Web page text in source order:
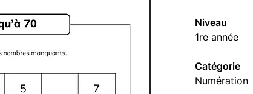
Niveau
1re année
Catégorie
Numération